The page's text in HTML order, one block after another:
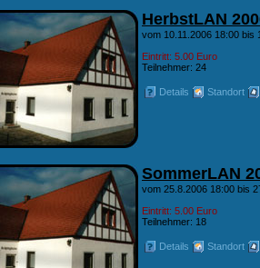
HerbstLAN
vom 10.11.2006 18:00 bis
Eintritt: 5.00 Euro
Teilnehmer: 24
Details Standort
SommerLAN
vom 25.8.2006 18:00 bis
Eintritt: 5.00 Euro
Teilnehmer: 18
Details Standort